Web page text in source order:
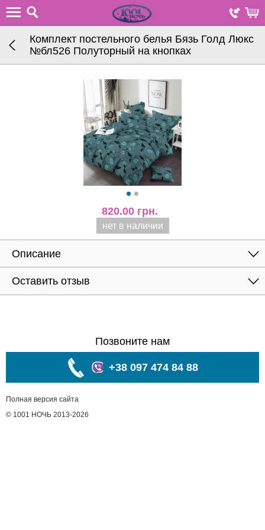
Комплект постельного белья Бязь Голд Люкс
№бл526 Полуторный на кнопках
820.00 грн.
нет в наличии
Описание
Оставить отзыв
Позвоните нам
+38 097 474 84 88
Полная версия сайта
© 1001 НОЧЬ 2013-2026